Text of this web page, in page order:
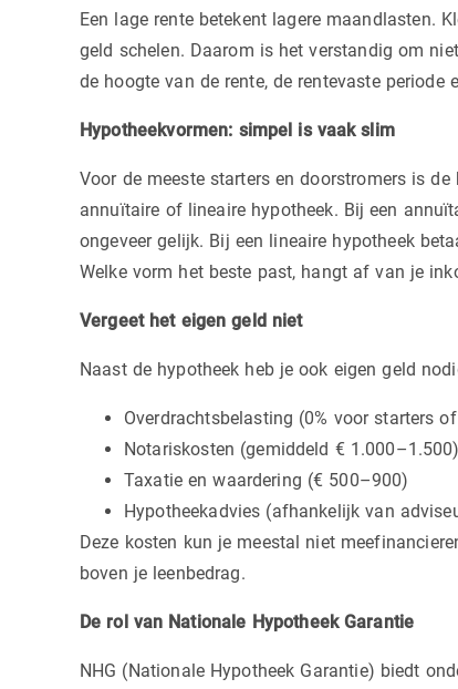
Een lage rente betekent lagere maandlasten.
geld schelen. Daarom is het verstandig om
de hoogte van de rente, de rentevaste periode
Hypotheekvormen: simpel is vaak slim
Voor de meeste starters en doorstromers is
annuïtaire of lineaire hypotheek. Bij een
ongeveer gelijk. Bij een lineaire hypotheek
Welke vorm het beste past, hangt af van je
Vergeet het eigen geld niet
Naast de hypotheek heb je ook eigen geld
Overdrachtsbelasting (0% voor starters
Notariskosten (gemiddeld € 1.000–1.500)
Taxatie en waardering (€ 500–900)
Hypotheekadvies (afhankelijk van
Deze kosten kun je meestal niet
boven je leenbedrag.
De rol van Nationale Hypotheek Garantie
NHG (Nationale Hypotheek Garantie) biedt